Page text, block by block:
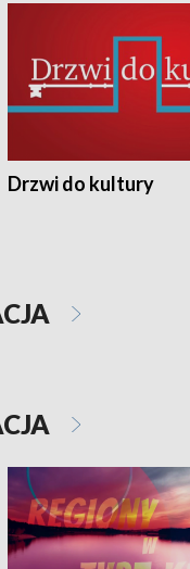
Drzwi do kultury